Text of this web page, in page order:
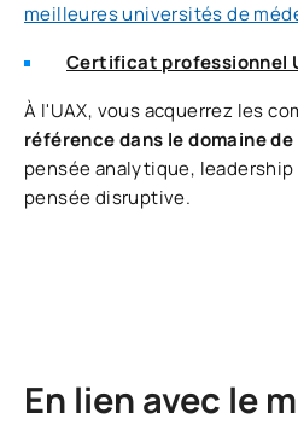
meilleures universités de
Certificat professionnel
À l'UAX, vous acquerrez les
référence dans le domaine
pensée analytique,
pensée disruptive.
En lien avec le